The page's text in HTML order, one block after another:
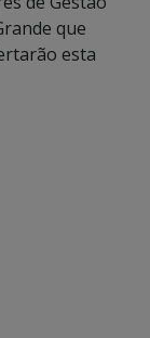
que
esta